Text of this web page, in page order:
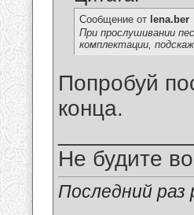
Сообщение от lena.ber
При прослушивании
комплектации,
Попробуй
конца.
Не будите
Последний раз